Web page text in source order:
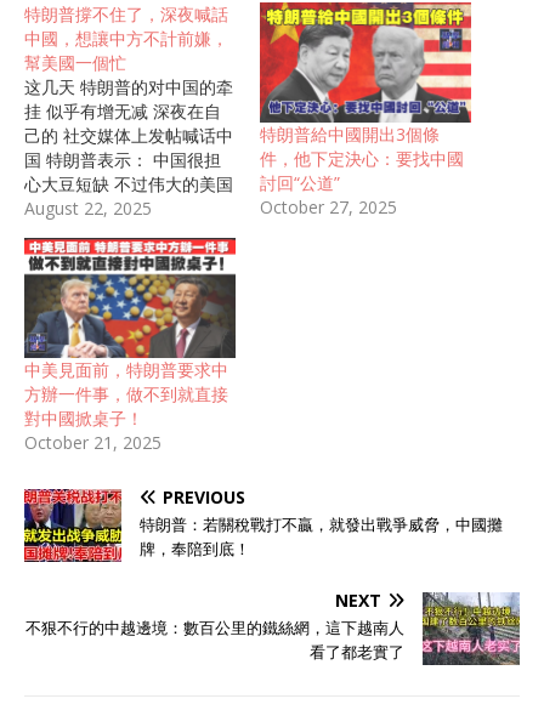
特朗普撐不住了，深夜喊話
中國，想讓中方不計前嫌，
幫美國一個忙
这几天 特朗普的对中国的牵
挂 似乎有增无减 深夜在自
己的 社交媒体上发帖喊话中
国 特朗普表示： 中国很担
心大豆短缺 不过伟大的美国
农民 能生产出最丰收的大豆
订单翻两番 这样也能够缩小
贸易逆差 除此之外他还保证
会为此提供快速的服务 不难
看出来 虽然特朗普的嘴很硬
特地强调是中国缺大豆 但字
里行间都在拜托中方 快快向
美国购买吧 甚至一改平日里
对其他国家发号施令的语气
用上了“我希望”这样谦卑的
疼 贸易战开打后 中方选择
对等反制 直接冻结了美国的
大豆和玉米采购单 美国大豆
所有外国客户 如果中国不买
August 22, 2025
特朗普給中國開出3個條
件，他下定決心：要找中國
討回“公道”
October 27, 2025
中美見面前，特朗普要求中
方辦一件事，做不到就直接
對中國掀桌子！
October 21, 2025
PREVIOUS
特朗普：若關稅戰打不贏，就發出戰爭威脅，中國攤
牌，奉陪到底！
NEXT
不狠不行的中越邊境：數百公里的鐵絲網，這下越南人
看了都老實了